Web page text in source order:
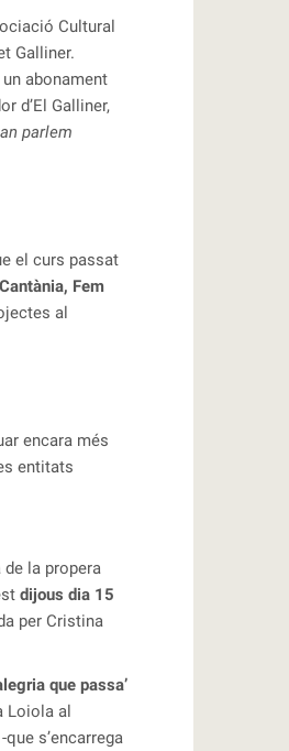
Cultural
Galliner.
un abonament
d’El Galliner,
parlem
el curs passat
Fem
al
encara més
entitats
la propera
dijous dia 15
per Cristina
que passa’
Loiola al
s’encarrega